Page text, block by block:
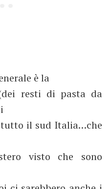
è la
resti di pasta da
il sud Italia…che
visto che sono